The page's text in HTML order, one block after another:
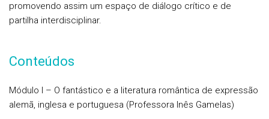
promovendo assim um espaço de diálogo crítico e de
partilha interdisciplinar.
Conteúdos
Módulo I – O fantástico e a literatura romântica de expressão
alemã, inglesa e portuguesa (Professora Inês Gamelas)